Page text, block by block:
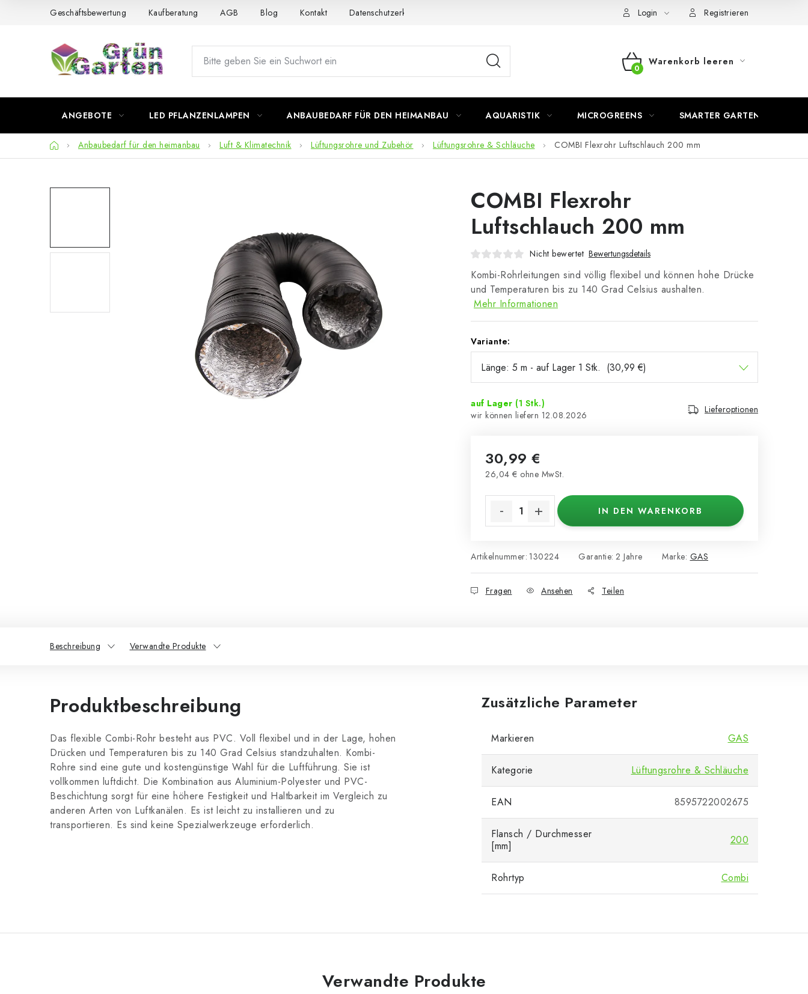
Geschäftsbewertung Kaufberatung AGB Blog Kontakt Datenschutzerklärung Login Registrieren
WARENKORB
Warenkorb leeren
ANGEBOTE LED PFLANZENLAMPEN ANBAUBEDARF FÜR DEN HEIMANBAU AQUARISTIK MICROGREENS SMARTER GARTEN
StartseiteAnbaubedarf für den heimanbau Luft & Klimatechnik Lüftungsrohre und Zubehör Lüftungsrohre & Schläuche COMBI Flexrohr Luftschlauch 200 mm
COMBI Flexrohr
Luftschlauch 200 mm
Nicht bewertet Bewertungsdetails
Kombi-Rohrleitungen sind völlig flexibel und können hohe Drücke
und Temperaturen bis zu 140 Grad Celsius aushalten.
Mehr Informationen
Variante:
auf Lager (1 Stk.)
12.08.2026
Lieferoptionen
30,99 €
26,04 € ohne MwSt.
IN DEN WARENKORB
Artikelnummer: 130224 Marke: GAS
Garantie: 2 Jahre
Fragen Ansehen Teilen
Beschreibung Verwandte Produkte
Produktbeschreibung
Das flexible Combi-Rohr besteht aus PVC. Voll flexibel und in der Lage, hohen
Drücken und Temperaturen bis zu 140 Grad Celsius standzuhalten. Kombi-
Rohre sind eine gute und kostengünstige Wahl für die Luftführung. Sie ist
vollkommen luftdicht. Die Kombination aus Aluminium-Polyester und PVC-
Beschichtung sorgt für eine höhere Festigkeit und Haltbarkeit im Vergleich zu
anderen Arten von Luftkanälen. Es ist leicht zu installieren und zu
transportieren. Es sind keine Spezialwerkzeuge erforderlich.
Zusätzliche Parameter
Markieren GAS
Kategorie Lüftungsrohre & Schläuche
EAN 8595722002675
Flansch / Durchmesser
[mm]
200
Rohrtyp Combi
Verwandte Produkte